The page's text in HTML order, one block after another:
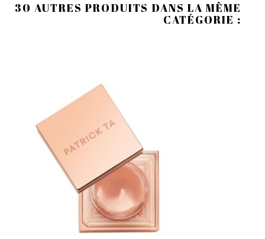
30 AUTRES PRODUITS DANS LA MÊME
CATÉGORIE :